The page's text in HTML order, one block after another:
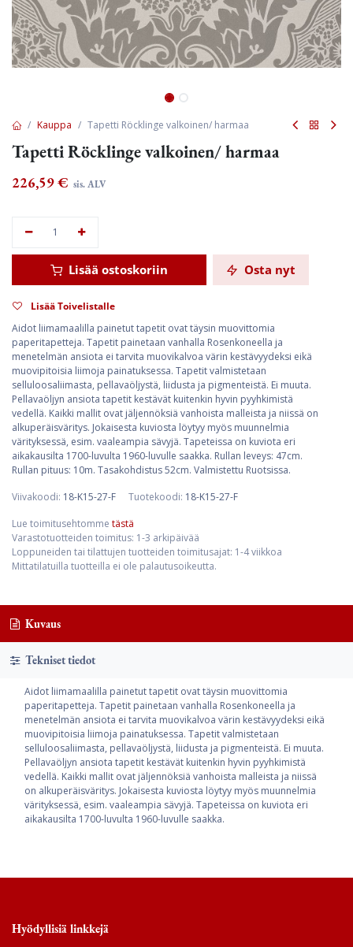
Kauppa Tapetti Röcklinge valkoinen/ harmaa
Tapetti Röcklinge valkoinen/ harmaa
226,59€ sis. ALV
Lisää ostoskoriin Osta nyt
Lisää Toivelistalle
Aidot liimamaalilla painetut tapetit ovat täysin muovittomia
paperitapetteja. Tapetit painetaan vanhalla Rosenkoneella ja
menetelmän ansiota ei tarvita muovikalvoa värin kestävyydeksi eikä
muovipitoisia liimoja painatuksessa. Tapetit valmistetaan
selluloosaliimasta, pellavaöljystä, liidusta ja pigmenteistä. Ei muuta.
Pellavaöljyn ansiota tapetit kestävät kuitenkin hyvin pyyhkimistä
vedellä. Kaikki mallit ovat jäljennöksiä vanhoista malleista ja niissä on
alkuperäisväritys. Jokaisesta kuviosta löytyy myös muunnelmia
värityksessä, esim. vaaleampia sävyjä. Tapeteissa on kuviota eri
aikakausilta 1700-luvulta 1960-luvulle saakka. Rullan leveys: 47cm.
Rullan pituus: 10m. Tasakohdistus 52cm. Valmistettu Ruotsissa.
Viivakoodi: 18-K15-27-F Tuotekoodi: 18-K15-27-F
Lue toimitusehtomme tästä
Varastotuotteiden toimitus: 1-3 arkipäivää
Loppuneiden tai tilattujen tuotteiden toimitusajat: 1-4 viikkoa
Mittatilatuilla tuotteilla ei ole palautusoikeutta.
Kuvaus
Tekniset tiedot
Aidot liimamaalilla painetut tapetit ovat täysin muovittomia
paperitapetteja. Tapetit painetaan vanhalla Rosenkoneella ja
menetelmän ansiota ei tarvita muovikalvoa värin kestävyydeksi eikä
muovipitoisia liimoja painatuksessa. Tapetit valmistetaan
selluloosaliimasta, pellavaöljystä, liidusta ja pigmenteistä. Ei muuta.
Pellavaöljyn ansiota tapetit kestävät kuitenkin hyvin pyyhkimistä
vedellä. Kaikki mallit ovat jäljennöksiä vanhoista malleista ja niissä
on alkuperäisväritys. Jokaisesta kuviosta löytyy myös muunnelmia
värityksessä, esim. vaaleampia sävyjä. Tapeteissa on kuviota eri
aikakausilta 1700-luvulta 1960-luvulle saakka.
Hyödyllisiä linkkejä